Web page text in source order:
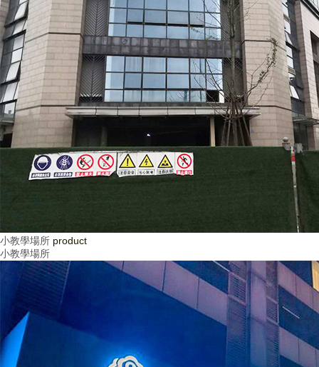
小教學場所 product
小教學場所